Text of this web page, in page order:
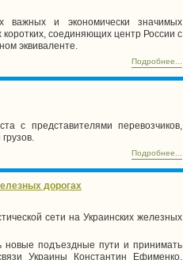
и экономически значимых
соединяющих центр России с
эквиваленте.
Подробнее...
с представителями перевозчиков,
Подробнее...
дорогах
сети на Украинских железных
новые подъездные пути и принимать
Украины Константин Ефименко,